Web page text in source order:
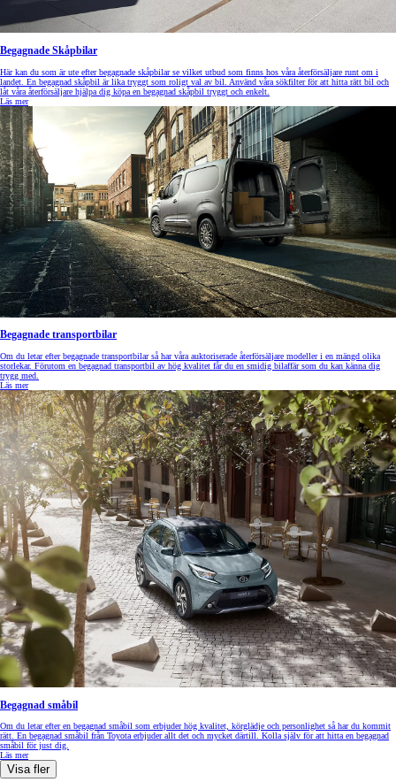
Begagnade Skåpbilar
Här kan du som är ute efter begagnade skåpbilar se vilket utbud som finns hos våra återförsäljare runt om i
landet. En begagnad skåpbil är lika tryggt som roligt val av bil. Använd våra sökfilter för att hitta rätt bil och
låt våra återförsäljare hjälpa dig köpa en begagnad skåpbil tryggt och enkelt.
Läs mer
Begagnade transportbilar
Om du letar efter begagnade transportbilar så har våra auktoriserade återförsäljare modeller i en mängd olika
storlekar. Förutom en begagnad transportbil av hög kvalitet får du en smidig bilaffär som du kan känna dig
trygg med.
Läs mer
Begagnad småbil
Om du letar efter en begagnad småbil som erbjuder hög kvalitet, körglädje och personlighet så har du kommit
rätt. En begagnad småbil från Toyota erbjuder allt det och mycket därtill. Kolla själv för att hitta en begagnad
småbil för just dig.
Läs mer
Visa fler